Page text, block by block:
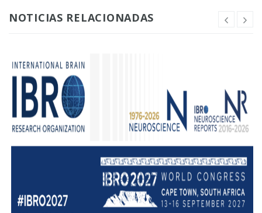
NOTICIAS RELACIONADAS